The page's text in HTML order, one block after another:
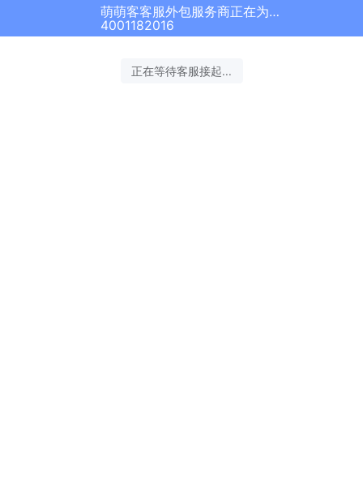
萌萌客客服外包服务商正在为您服务
4001182016
正在等待客服接起...